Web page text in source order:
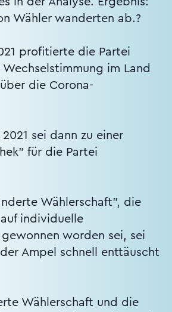
Wähler wanderten ab.?
profitierte die Partei
im Land
die Corona-
sei dann zu einer
für die Partei
Wählerschaft", die
individuelle
worden sei, sei
Ampel schnell enttäuscht
Wählerschaft und die